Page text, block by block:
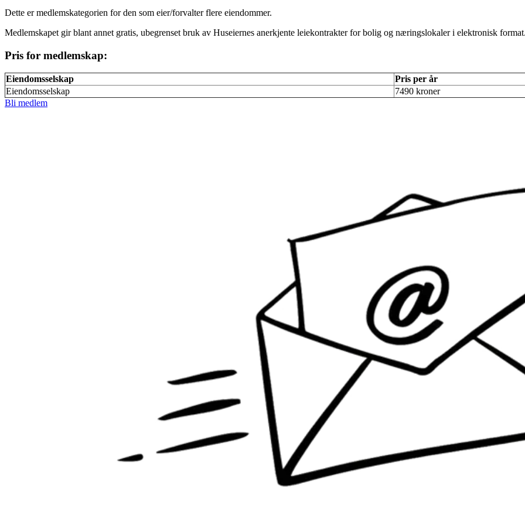
Dette er medlemskategorien for den som eier/forvalter flere eiendommer.
Medlemskapet gir blant annet gratis, ubegrenset bruk av Huseiernes anerkjente leiekontrakter for bolig og næringslokaler i elektronisk
Pris for medlemskap:
Eiendomsselskap
Pris per år
Eiendomsselskap
7490 kroner
Bli medlem